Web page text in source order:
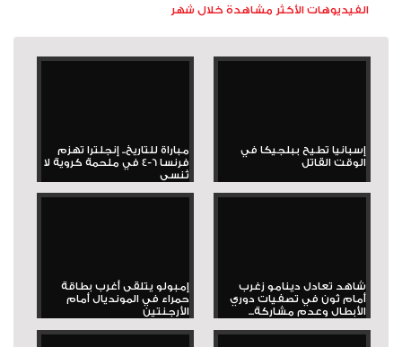
الفيديوهات الأكثر مشاهدة خلال شهر
إسبانيا تطيح ببلجيكا في
الوقت القاتل
مباراة للتاريخ.. إنجلترا تهزم
فرنسا 6-4 في ملحمة كروية لا
تُنسى
شاهد تعادل دينامو زغرب
أمام ثون في تصفيات دوري
الأبطال وعدم مشاركة...
إمبولو يتلقى أغرب بطاقة
حمراء في المونديال أمام
الأرجنتين